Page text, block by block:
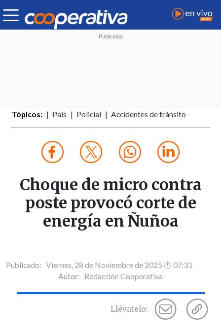
Tópicos: País Policial Accidentes de tránsito
Choque de micro contra
poste provocó corte de
energía en Ñuñoa
Publicado: Viernes, 28 de Noviembre de 2025 🕐 07:31
Autor: Redacción Cooperativa
Llévatelo: